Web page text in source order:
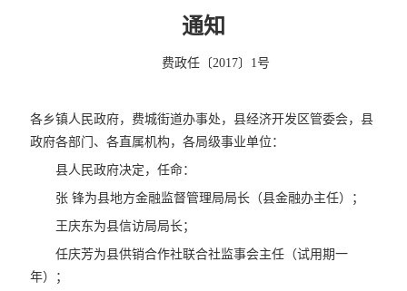
通知
费政任〔2017〕1号
各乡镇人民政府，费城街道办事处，县经济开发区管委会，县
政府各部门、各直属机构，各局级事业单位：
县人民政府决定，任命：
张 锋为县地方金融监督管理局局长（县金融办主任）；
王庆东为县信访局局长；
任庆芳为县供销合作社联合社监事会主任（试用期一
年）；